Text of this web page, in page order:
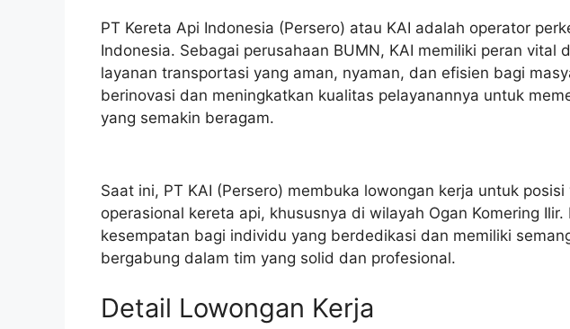
PT Kereta Api Indonesia (Persero) atau KAI adalah operator
Indonesia. Sebagai perusahaan BUMN, KAI memiliki peran vital
layanan transportasi yang aman, nyaman, dan efisien bagi
berinovasi dan meningkatkan kualitas pelayanannya untuk
yang semakin beragam.
Saat ini, PT KAI (Persero) membuka lowongan kerja untuk
operasional kereta api, khususnya di wilayah Ogan Komering
kesempatan bagi individu yang berdedikasi dan memiliki
bergabung dalam tim yang solid dan profesional.
Detail Lowongan Kerja